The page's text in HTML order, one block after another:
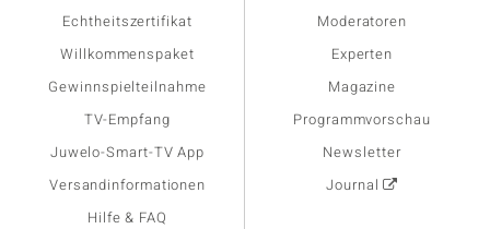
Echtheitszertifikat
Willkommenspaket
Gewinnspielteilnahme
TV-Empfang
Juwelo-Smart-TV App
Versandinformationen
Hilfe & FAQ
Moderatoren
Experten
Magazine
Programmvorschau
Newsletter
Journal